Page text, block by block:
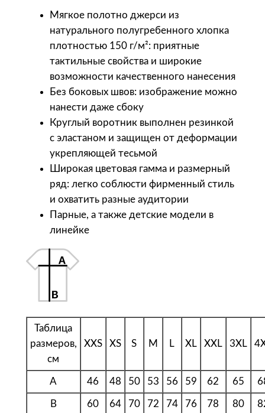
1
х
Мягкое полотно джерси из
натурального полугребенного хлопка
плотностью 150 г/м²: приятные
тактильные свойства и широкие
возможности качественного нанесения
Без боковых швов: изображение можно
нанести даже сбоку
Круглый воротник выполнен резинкой
с эластаном и защищен от деформации
укрепляющей тесьмой
Широкая цветовая гамма и размерный
ряд: легко соблюсти фирменный стиль
и охватить разные аудитории
Парные, а также детские модели в
линейке
Таблица
размеров,
см
XXS XS S M L XL XXL 3XL
A 46 48 50 53 56 59 62 65
B 60 64 70 72 74 76 78 80